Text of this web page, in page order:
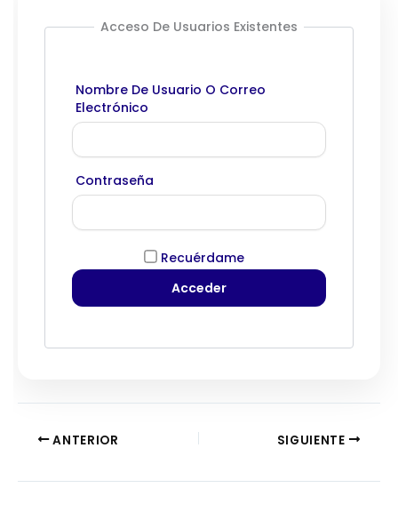
Acceso De Usuarios Existentes
Nombre De Usuario O Correo
Electrónico
Contraseña
Recuérdame
ANTERIOR SIGUIENTE